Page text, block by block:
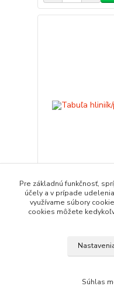
Tabuľa hliniík/plast-
26,00 €/ks
Pre základnú funkčnosť,
účely a v prípade
využívame súbory
cookies môžete
Súhlas